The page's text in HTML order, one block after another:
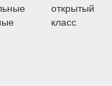
открытый
класс